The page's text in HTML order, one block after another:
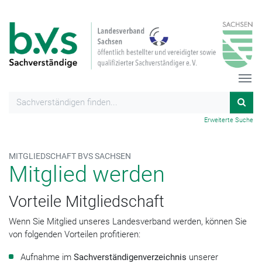
Erweiterte Suche
MITGLIEDSCHAFT BVS SACHSEN
Mitglied werden
Vorteile Mitgliedschaft
Wenn Sie Mitglied unseres Landesverband werden, können Sie
von folgenden Vorteilen profitieren:
Aufnahme im Sachverständigenverzeichnis unserer